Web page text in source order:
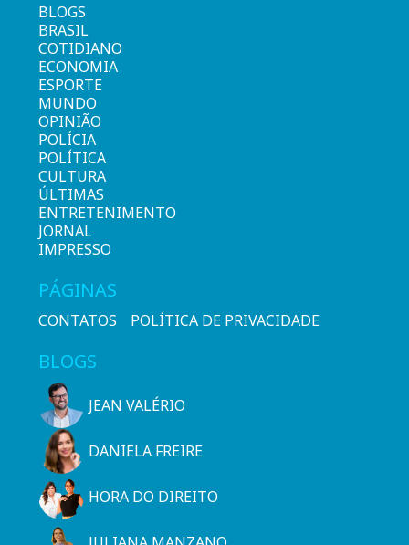
BLOGS
BRASIL
COTIDIANO
ECONOMIA
ESPORTE
MUNDO
OPINIÃO
POLÍCIA
POLÍTICA
CULTURA
ÚLTIMAS
ENTRETENIMENTO
JORNAL
IMPRESSO
PÁGINAS
CONTATOS POLÍTICA DE PRIVACIDADE
BLOGS
JEAN VALÉRIO
DANIELA FREIRE
HORA DO DIREITO